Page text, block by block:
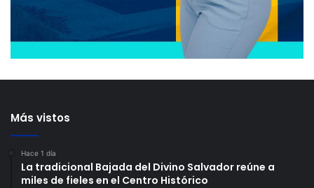
Más vistos
Hace 1 día
La tradicional Bajada del Divino Salvador reúne a
miles de fieles en el Centro Histórico